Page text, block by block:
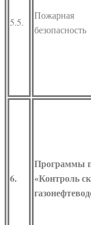
5.5.
Пожарная
безопасность
6.
Программы
«Контроль